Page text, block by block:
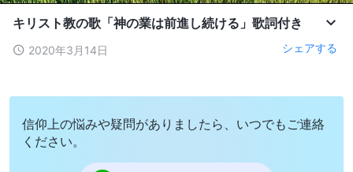
キリスト教の歌「神の業は前進し続ける」歌詞付き
2020年3月14日 シェアする
信仰上の悩みや疑問がありましたら、いつでもご連絡
ください。